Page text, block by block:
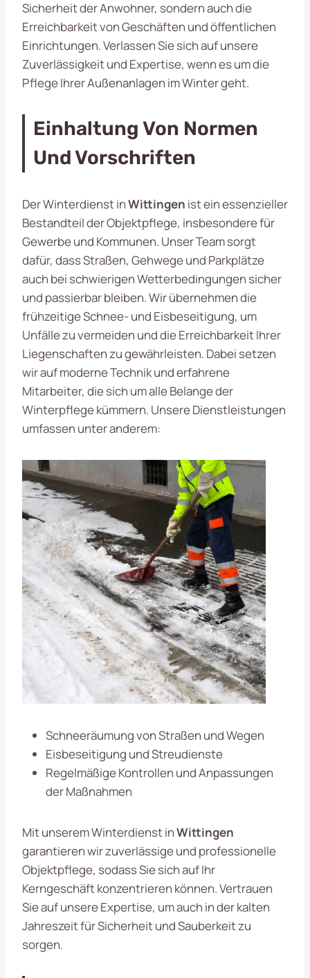
Sicherheit der Anwohner, sondern auch die
Erreichbarkeit von Geschäften und öffentlichen
Einrichtungen. Verlassen Sie sich auf unsere
Zuverlässigkeit und Expertise, wenn es um die
Pflege Ihrer Außenanlagen im Winter geht.
Einhaltung Von Normen
Und Vorschriften
Der Winterdienst inWittingen ist ein essenzieller
Bestandteil der Objektpflege, insbesondere für
Gewerbe und Kommunen. Unser Team sorgt
dafür, dass Straßen, Gehwege und Parkplätze
auch bei schwierigen Wetterbedingungen sicher
und passierbar bleiben. Wir übernehmen die
frühzeitige Schnee- und Eisbeseitigung, um
Unfälle zu vermeiden und die Erreichbarkeit Ihrer
Liegenschaften zu gewährleisten. Dabei setzen
wir auf moderne Technik und erfahrene
Mitarbeiter, die sich um alle Belange der
Winterpflege kümmern. Unsere Dienstleistungen
umfassen unter anderem:
Schneeräumung von Straßen und Wegen
Eisbeseitigung und Streudienste
Regelmäßige Kontrollen und Anpassungen
der Maßnahmen
Mit unserem Winterdienst inWittingen
garantieren wir zuverlässige und professionelle
Objektpflege, sodass Sie sich auf Ihr
Kerngeschäft konzentrieren können. Vertrauen
Sie auf unsere Expertise, um auch in der kalten
Jahreszeit für Sicherheit und Sauberkeit zu
sorgen.